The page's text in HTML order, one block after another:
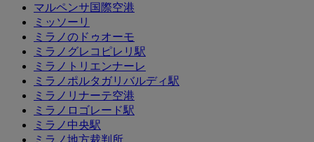
マルペンサ国際空港
ミッソーリ
ミラノのドゥオーモ
ミラノグレコピレリ駅
ミラノトリエンナーレ
ミラノポルタガリバルディ駅
ミラノリナーテ空港
ミラノロゴレード駅
ミラノ中央駅
ミラノ地方裁判所